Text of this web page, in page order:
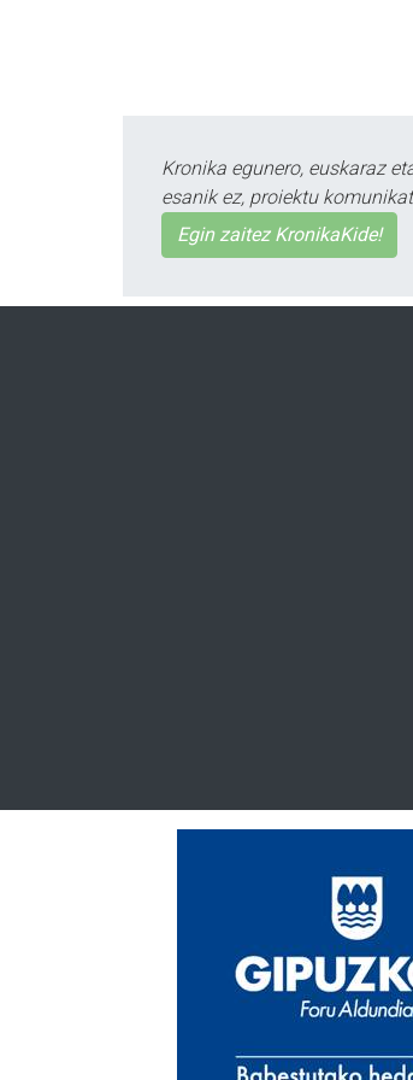
Kronika egunero, euskaraz
esanik ez, proiektu
Egin zaitez KronikaKide!